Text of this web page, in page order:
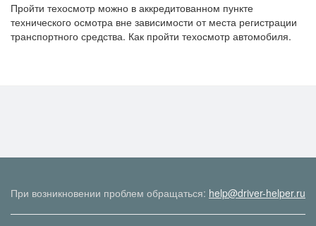
Пройти техосмотр можно в аккредитованном пункте
технического осмотра вне зависимости от места регистрации
транспортного средства. Как пройти техосмотр автомобиля.
При возникновении проблем обращаться: help@driver-helper.ru